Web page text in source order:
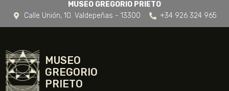
MUSEO GREGORIO PRIETO
Calle Unión, 10. Valdepeñas - 13300
+34 926 324 965
MUSEO
GREGORIO
PRIETO